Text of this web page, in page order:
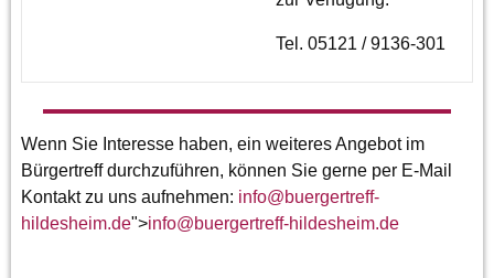
Tel. 05121 / 9136-301
Wenn Sie Interesse haben, ein weiteres Angebot im
Bürgertreff durchzuführen, können Sie gerne per E-Mail
Kontakt zu uns aufnehmen: info@buergertreff-
hildesheim.de">info@buergertreff-hildesheim.de